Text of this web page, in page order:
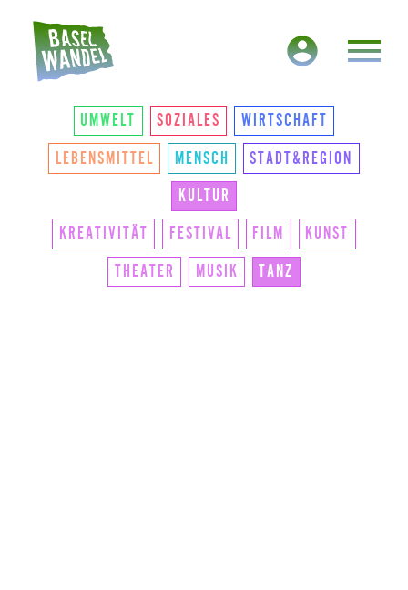
HAUPTNAVIGATION
THEMEN
UMWELT SOZIALES WIRTSCHAFT
LEBENSMITTEL MENSCH STADT&REGION
KULTUR
KREATIVITÄT FESTIVAL FILM KUNST
THEATER MUSIK TANZ